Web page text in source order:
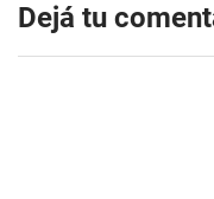
Dejá tu